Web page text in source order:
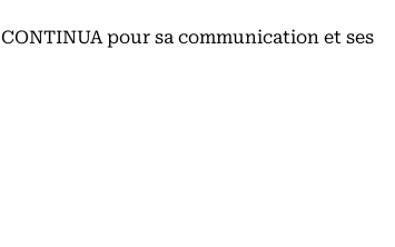
pour sa communication et ses